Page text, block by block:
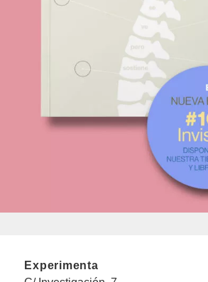
Experimenta